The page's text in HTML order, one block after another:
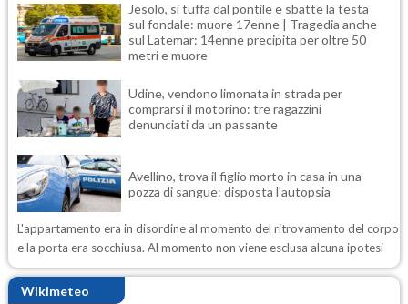
Jesolo, si tuffa dal pontile e sbatte la testa
sul fondale: muore 17enne | Tragedia anche
sul Latemar: 14enne precipita per oltre 50
metri e muore
Udine, vendono limonata in strada per
comprarsi il motorino: tre ragazzini
denunciati da un passante
Avellino, trova il figlio morto in casa in una
pozza di sangue: disposta l'autopsia
L'appartamento era in disordine al momento del ritrovamento del corpo
e la porta era socchiusa. Al momento non viene esclusa alcuna ipotesi
Wikimeteo